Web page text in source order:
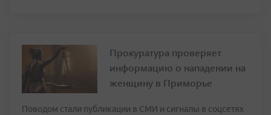
Прокуратура проверяет
информацию о нападении на
женщину в Приморье
Поводом стали публикации в СМИ и сигналы в соцсетях